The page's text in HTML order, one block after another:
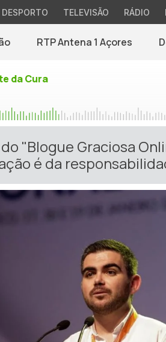
DESPORTO TELEVISÃO RÁDIO
RTP Antena 1 Açores
da Cura
"Blogue Graciosa
é da